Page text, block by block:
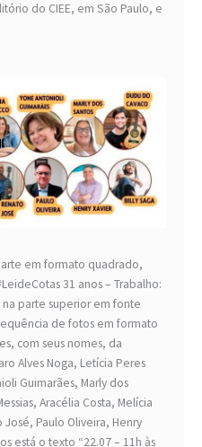
do CIEE, em São Paulo, e
arte em formato quadrado,
31 anos – Trabalho:
parte superior em fonte
de fotos em formato
com seus nomes, da
Alves Noga, Letícia Peres
Guimarães, Marly dos
Aracélia Costa, Melícia
José, Paulo Oliveira, Henry
está o texto “22.07 – 11h às